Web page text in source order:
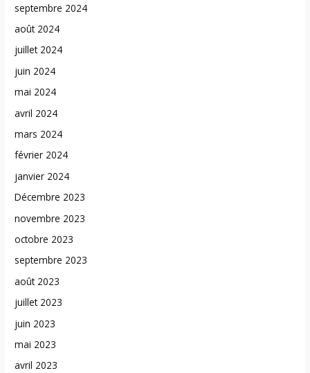
septembre 2024
août 2024
juillet 2024
juin 2024
mai 2024
avril 2024
mars 2024
février 2024
janvier 2024
Décembre 2023
novembre 2023
octobre 2023
septembre 2023
août 2023
juillet 2023
juin 2023
mai 2023
avril 2023